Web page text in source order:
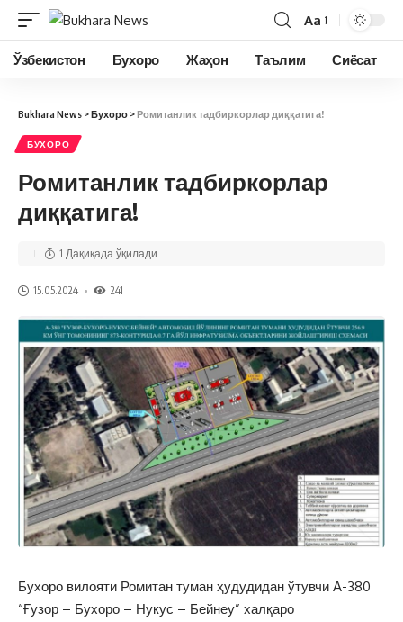
Aa
Ўзбекистон Бухоро Жаҳон Таълим Сиёсат
Bukhara News >Бухоро >Ромитанлик тадбиркорлар диққатига!
БУХОРО
Ромитанлик тадбиркорлар
диққатига!
15.05.2024 241
1 Дақиқада ўқилади
Бухоро вилояти Ромитан туман ҳудудидан ўтувчи А-380
“Ғузор – Бухоро – Нукус – Бейнеу” халқаро